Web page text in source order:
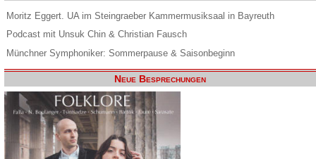
Moritz Eggert. UA im Steingraeber Kammermusiksaal in Bayreuth
Podcast mit Unsuk Chin & Christian Fausch
Münchner Symphoniker: Sommerpause & Saisonbeginn
Neue Besprechungen